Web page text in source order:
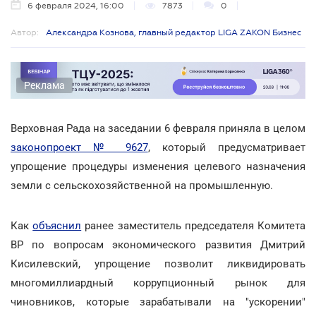
6 февраля 2024, 16:00 7873 0
Автор: Александра Кознова, главный редактор LIGA ZAKON Бизнес
Реклама
Верховная Рада на заседании 6 февраля приняла в целом
законопроект № 9627, который предусматривает
упрощение процедуры изменения целевого назначения
земли с сельскохозяйственной на промышленную.
Какобъяснил ранее заместитель председателя Комитета
ВР по вопросам экономического развития Дмитрий
Кисилевский, упрощение позволит ликвидировать
многомиллиардный коррупционный рынок для
чиновников, которые зарабатывали на "ускорении"